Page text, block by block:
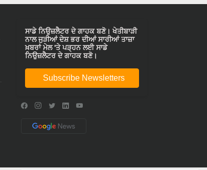
ਸਾਡੇ ਨਿਉਜ਼ਲੈਟਰ ਦੇ ਗਾਹਕ ਬਣੋ। ਖੇਤੀਬਾੜੀ
ਨਾਲ ਜੁੜੀਆਂ ਦੇਸ਼ ਭਰ ਦੀਆਂ ਸਾਰੀਆਂ ਤਾਜ਼ਾ
ਖ਼ਬਰਾਂ ਮੇਲ 'ਤੇ ਪੜ੍ਹਨ ਲਈ ਸਾਡੇ
ਨਿਉਜ਼ਲੈਟਰ ਦੇ ਗਾਹਕ ਬਣੋ।
Subscribe Newsletters